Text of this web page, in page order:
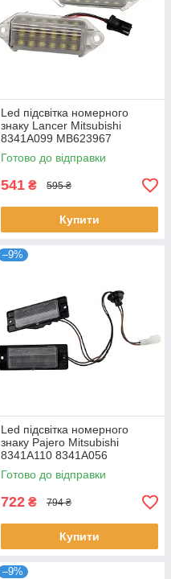
Led підсвітка номерного
знаку Lancer Mitsubishi
8341A099 MB623967
Готово до відправки
541 ₴ 595 ₴
Купити
–9%
Led підсвітка номерного
знаку Pajero Mitsubishi
8341A110 8341A056
Готово до відправки
722 ₴ 794 ₴
Купити
–9%